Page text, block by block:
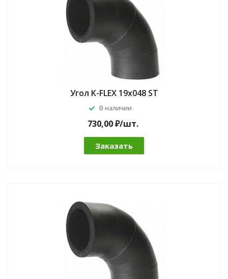
Угол K-FLEX 19x048 ST
В наличии
730,00 ₽/шт.
Заказать